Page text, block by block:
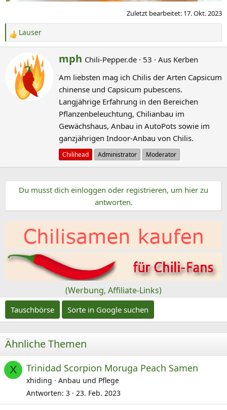
Zuletzt bearbeitet: 17. Okt. 2023
R
e
Lauser
G
s
c
h
r
i
e
b
e
v
mph Chili-Pepper.de · 53 · Aus Kerben
Am liebsten mag ich Chilis der Arten Capsicum
chinense und Capsicum pubescens.
Langjährige Erfahrung in den Bereichen
Pflanzenbeleuchtung, Chilianbau im
Gewächshaus, Anbau in AutoPots sowie im
ganzjährigen Indoor-Anbau von Chilis.
Chilihead Administrator Moderator
Du musst dich einloggen oder registrieren, um hier zu
antworten.
(Werbung, Affiliate-Links)
Tauschbörse Sorte in Google suchen
Ähnliche Themen
X Trinidad Scorpion Moruga Peach Samen
xhiding
Anbau und Pflege
Antworten 3 23. Feb. 2023